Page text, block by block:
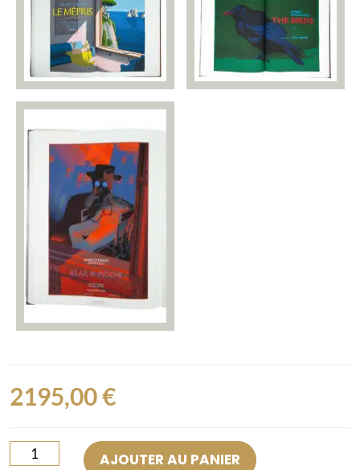
2195,00€
quantité
AJOUTER AU PANIER